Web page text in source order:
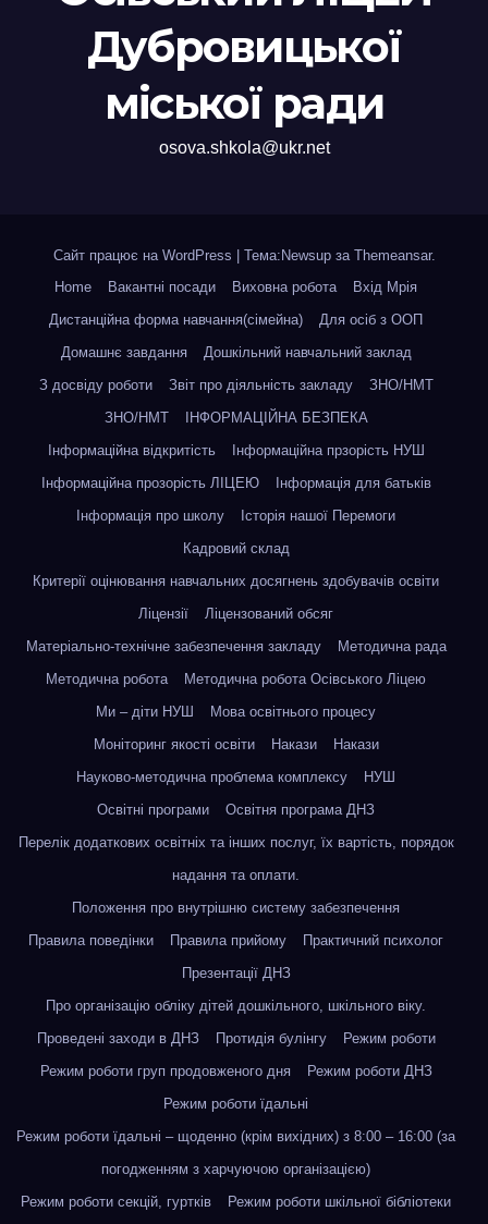
Дубровицької
міської ради
osova.shkola@ukr.net
Сайт працює на WordPress Тема:Newsup за Themeansar.
Home
Вакантні посади Виховна робота
Вхід Мрія
Дистанційна форма навчання(сімейна)
Для осіб з ООП
Домашнє завдання
Дошкільний навчальний заклад
З досвіду роботи
Звіт про діяльність закладу
ЗНО/НМТ
ЗНО/НМТ
ІНФОРМАЦІЙНА БЕЗПЕКА
Інформаційна відкритість
Інформаційна прзорість НУШ
Інформаційна прозорість ЛІЦЕЮ
Інформація для батьків
Інформація про школу
Історія нашої Перемоги
Кадровий склад
Критерії оцінювання навчальних досягнень здобувачів освіти
Ліцензії
Ліцензований обсяг
Матеріально-технічне забезпечення закладу
Методична рада
Методична робота
Методична робота Осівського Ліцею
Ми – діти НУШ
Мова освітнього процесу
Моніторинг якості освіти
Накази
Накази
Науково-методична проблема комплексу
НУШ
Освітні програми
Освітня програма ДНЗ
Перелік додаткових освітніх та інших послуг, їх вартість, порядок
надання та оплати.
Положення про внутрішню систему забезпечення
Правила поведінки
Правила прийому
Практичний психолог
Презентації ДНЗ
Про організацію обліку дітей дошкільного, шкільного віку.
Проведені заходи в ДНЗ
Протидія булінгу
Режим роботи
Режим роботи груп продовженого дня
Режим роботи ДНЗ
Режим роботи їдальні
Режим роботи їдальні – щоденно (крім вихідних) з 8:00 – 16:00 (за
погодженням з харчуючою організацією)
Режим роботи секцій, гуртків
Режим роботи шкільної бібліотеки